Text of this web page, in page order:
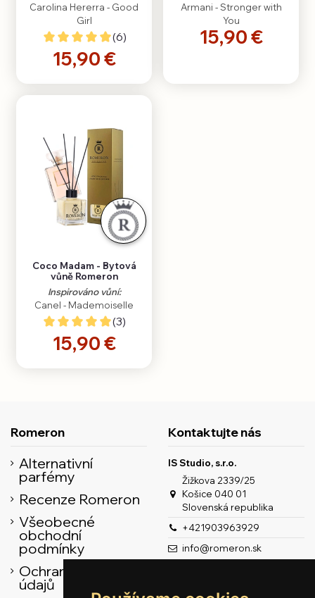
Carolina Hererra - Good
Girl
(6)
15,90 €
Armani - Stronger with
You
15,90 €
Coco Madam - Bytová
vůně Romeron
Inspirováno vůní:
Canel - Mademoiselle
(3)
15,90 €
Romeron
Alternativní
parfémy
Recenze Romeron
Všeobecné
obchodní
podmínky
Ochrana osobních
údajů
Kontaktujte nás
IS Studio, s.r.o.
Žižkova 2339/25
Košice 040 01
Slovenská republika
+421903963929
info@romeron.sk